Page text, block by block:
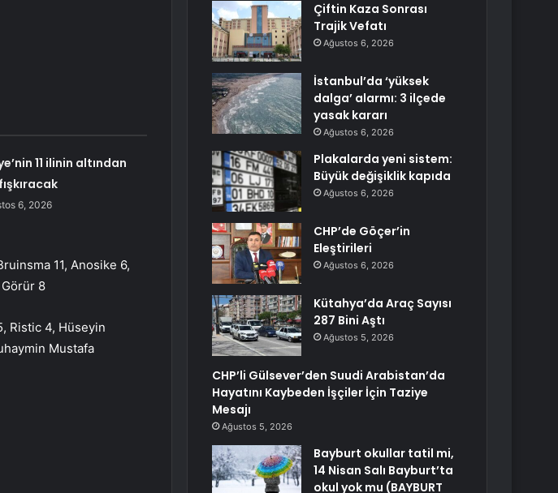
11 ilinin altından
6, 2026
11, Anosike 6,
8
Ristic 4, Hüseyin
Mustafa
Çiftin Kaza Sonrası
Trajik Vefatı
Ağustos 6, 2026
İstanbul’da ‘yüksek
dalga’ alarmı: 3 ilçede
yasak kararı
Ağustos 6, 2026
Plakalarda yeni sistem:
Büyük değişiklik kapıda
Ağustos 6, 2026
CHP’de Göçer’in
Eleştirileri
Ağustos 6, 2026
Kütahya’da Araç Sayısı
287 Bini Aştı
Ağustos 5, 2026
CHP’li Gülsever’den Suudi Arabistan’da
Hayatını Kaybeden İşçiler İçin Taziye
Mesajı
Ağustos 5, 2026
Bayburt okullar tatil mi,
14 Nisan Salı Bayburt’ta
okul yok mu (BAYBURT